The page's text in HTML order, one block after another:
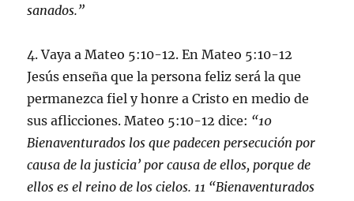
sanados.”
4. Vaya a Mateo 5:10-12. En Mateo 5:10-12
Jesús enseña que la persona feliz será la que
permanezca fiel y honre a Cristo en medio de
sus aflicciones. Mateo 5:10-12 dice: “10
Bienaventurados los que padecen persecución por
causa de la justicia’ por causa de ellos, porque de
ellos es el reino de los cielos. 11 “Bienaventurados